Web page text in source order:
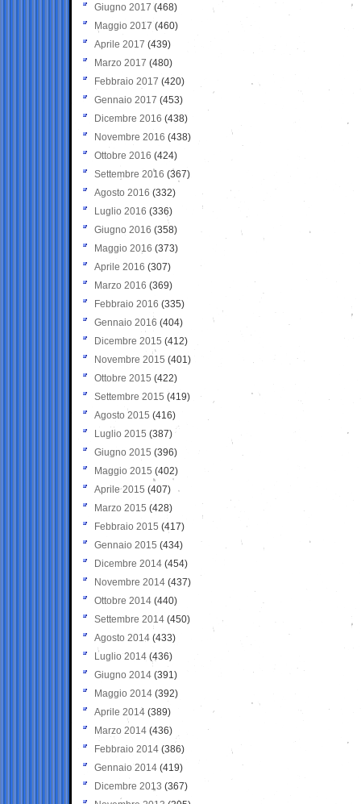
Giugno 2017 (468)
Maggio 2017 (460)
Aprile 2017 (439)
Marzo 2017 (480)
Febbraio 2017 (420)
Gennaio 2017 (453)
Dicembre 2016 (438)
Novembre 2016 (438)
Ottobre 2016 (424)
Settembre 2016 (367)
Agosto 2016 (332)
Luglio 2016 (336)
Giugno 2016 (358)
Maggio 2016 (373)
Aprile 2016 (307)
Marzo 2016 (369)
Febbraio 2016 (335)
Gennaio 2016 (404)
Dicembre 2015 (412)
Novembre 2015 (401)
Ottobre 2015 (422)
Settembre 2015 (419)
Agosto 2015 (416)
Luglio 2015 (387)
Giugno 2015 (396)
Maggio 2015 (402)
Aprile 2015 (407)
Marzo 2015 (428)
Febbraio 2015 (417)
Gennaio 2015 (434)
Dicembre 2014 (454)
Novembre 2014 (437)
Ottobre 2014 (440)
Settembre 2014 (450)
Agosto 2014 (433)
Luglio 2014 (436)
Giugno 2014 (391)
Maggio 2014 (392)
Aprile 2014 (389)
Marzo 2014 (436)
Febbraio 2014 (386)
Gennaio 2014 (419)
Dicembre 2013 (367)